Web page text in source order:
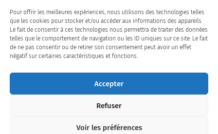
Pour offrir les meilleures expériences, nous utilisons des technologies telles
que les cookies pour stocker et/ou accéder aux informations des appareils.
Le fait de consentir à ces technologies nous permettra de traiter des données
telles que le comportement de navigation ou les ID uniques sur ce site. Le fait
de ne pas consentir ou de retirer son consentement peut avoir un effet
négatif sur certaines caractéristiques et fonctions.
Accepter
Refuser
Voir les préférences
Télécharger l'appli Belleville
sur votre smartphone
Instagram